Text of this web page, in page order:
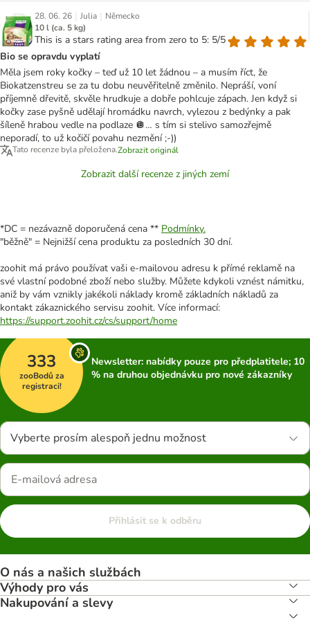
28. 06. 26 | Julia | Německo
10 l (ca. 5 kg)
This is a stars rating area from zero to 5: 5/5
Bio se opravdu vyplatí
Měla jsem roky kočky – teď už 10 let žádnou – a musím říct, že
Biokatzenstreu se za tu dobu neuvěřitelně změnilo. Nepráší, voní
příjemně dřevitě, skvěle hrudkuje a dobře pohlcuje zápach. Jen když si
kočky zase pyšně udělají hromádku navrch, vylezou z bedýnky a pak
šíleně hrabou vedle na podlaze 🪩… s tím si stelivo samozřejmě
neporadí, to už kočičí povahu nezmění ;-))
Tato recenze byla přeložena.Zobrazit originál
Zobrazit další recenze z jiných zemí
*DC = nezávazně doporučená cena ** Podmínky.
"běžně" = Nejnižší cena produktu za posledních 30 dní.
zoohit má právo používat vaši e-mailovou adresu k přímé reklamě na
své vlastní podobné zboží nebo služby. Můžete kdykoli vznést námitku,
aniž by vám vznikly jakékoli náklady kromě základních nákladů za
kontakt zákaznického servisu zoohit. Více informací:
https://support.zoohit.cz/cs/support/home
333
zooBodů za
registraci!
Newsletter: nabídky pouze pro předplatitele; 10
% na druhou objednávku pro nové zákazníky
Vyberte prosím alespoň jednu možnost
Přihlásit se k odběru
O nás a našich službách
Výhody pro vás
Nakupování a slevy